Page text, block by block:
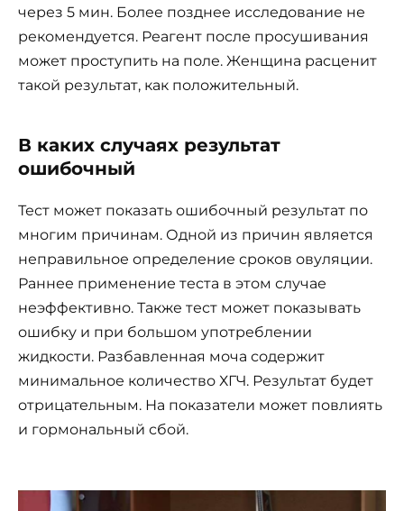
через 5 мин. Более позднее исследование не
рекомендуется. Реагент после просушивания
может проступить на поле. Женщина расценит
такой результат, как положительный.
В каких случаях результат
ошибочный
Тест может показать ошибочный результат по
многим причинам. Одной из причин является
неправильное определение сроков овуляции.
Раннее применение теста в этом случае
неэффективно. Также тест может показывать
ошибку и при большом употреблении
жидкости. Разбавленная моча содержит
минимальное количество ХГЧ. Результат будет
отрицательным. На показатели может повлиять
и гормональный сбой.